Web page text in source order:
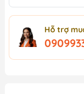
Hỗ trợ